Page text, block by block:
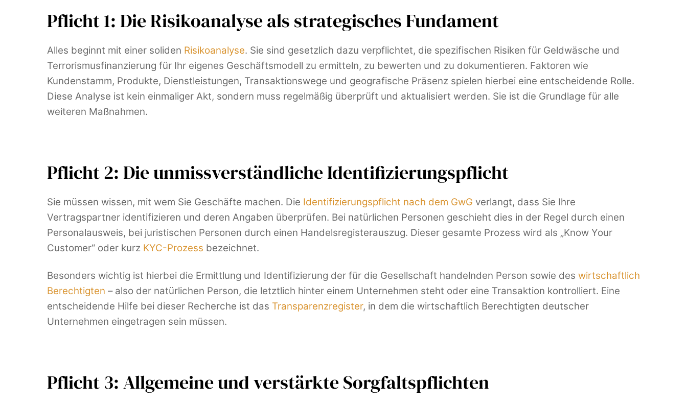
Pflicht 1: Die Risikoanalyse als strategisches Fundament
Alles beginnt mit einer soliden Risikoanalyse. Sie sind gesetzlich dazu verpflichtet, die spezifischen Risiken für Geldwäsche und
Terrorismusfinanzierung für Ihr eigenes Geschäftsmodell zu ermitteln, zu bewerten und zu dokumentieren. Faktoren wie
Kundenstamm, Produkte, Dienstleistungen, Transaktionswege und geografische Präsenz spielen hierbei eine entscheidende Rolle.
Diese Analyse ist kein einmaliger Akt, sondern muss regelmäßig überprüft und aktualisiert werden. Sie ist die Grundlage für alle
weiteren Maßnahmen.
Pflicht 2: Die unmissverständliche Identifizierungspflicht
Sie müssen wissen, mit wem Sie Geschäfte machen. Die Identifizierungspflicht nach dem GwG verlangt, dass Sie Ihre
Vertragspartner identifizieren und deren Angaben überprüfen. Bei natürlichen Personen geschieht dies in der Regel durch einen
Personalausweis, bei juristischen Personen durch einen Handelsregisterauszug. Dieser gesamte Prozess wird als „Know Your
Customer“ oder kurz KYC-Prozess bezeichnet.
Besonders wichtig ist hierbei die Ermittlung und Identifizierung der für die Gesellschaft handelnden Person sowie des wirtschaftlich
Berechtigten – also der natürlichen Person, die letztlich hinter einem Unternehmen steht oder eine Transaktion kontrolliert. Eine
entscheidende Hilfe bei dieser Recherche ist das Transparenzregister, in dem die wirtschaftlich Berechtigten deutscher
Unternehmen eingetragen sein müssen.
Pflicht 3: Allgemeine und verstärkte Sorgfaltspflichten